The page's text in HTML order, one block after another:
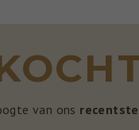
van ons